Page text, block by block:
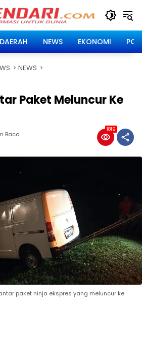
DAERAH NEWS EKONOMI
NEWS
Paket Meluncur Ke
Baca
1819
paket ninja ekspres yang meluncur ke